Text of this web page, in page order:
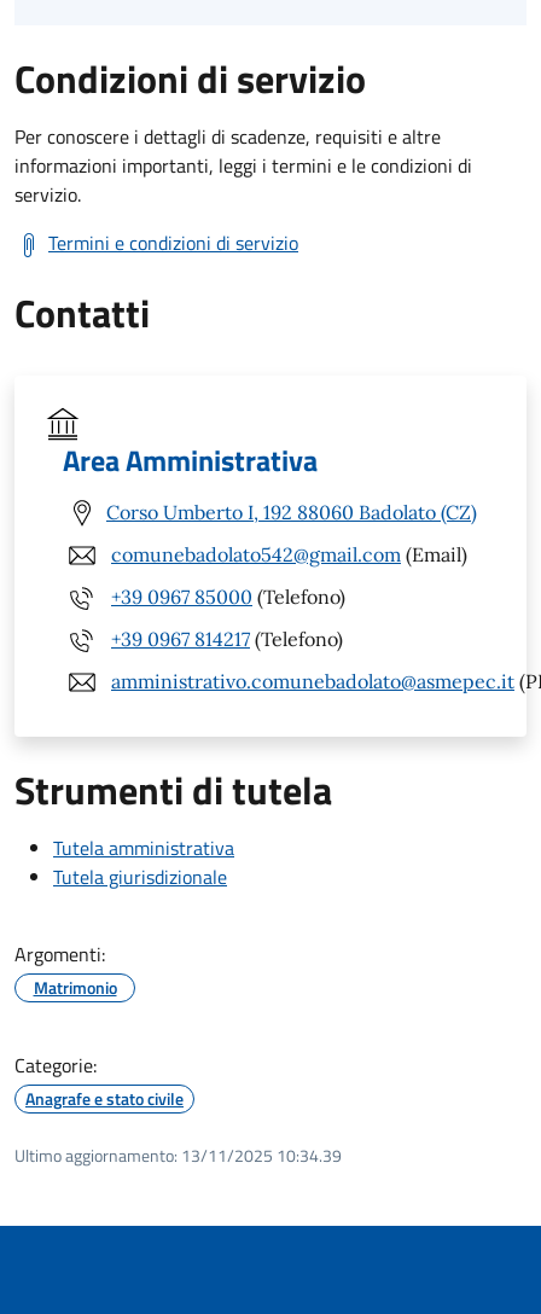
Condizioni di servizio
Per conoscere i dettagli di scadenze, requisiti e altre
informazioni importanti, leggi i termini e le condizioni di
servizio.
Termini e condizioni di servizio
Contatti
Area Amministrativa
Corso Umberto I, 192 88060 Badolato (CZ)
comunebadolato542@gmail.com (Email)
+39 0967 85000 (Telefono)
+39 0967 814217 (Telefono)
amministrativo.comunebadolato@asmepec.it
Strumenti di tutela
Tutela amministrativa
Tutela giurisdizionale
Argomenti:
Matrimonio
Categorie:
Anagrafe e stato civile
Ultimo aggiornamento: 13/11/2025 10:34.39